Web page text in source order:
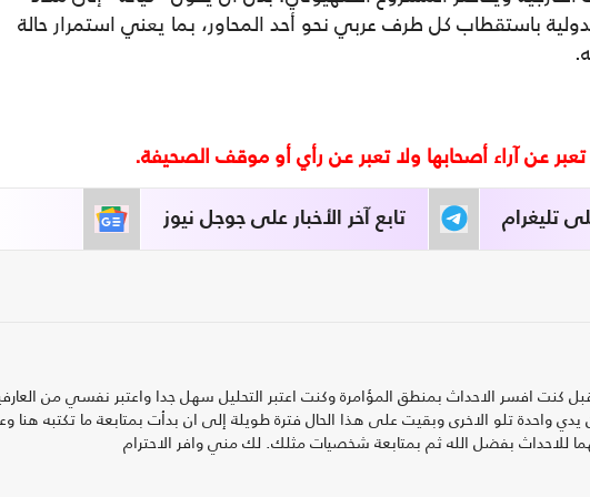
باستقطاب كل طرف عربي نحو أحد المحاور، بما يعني استمرار حالة
تابع آخر الأخبار على جوجل نيوز تليغرام
كنت افسر الاحداث بمنطق المؤامرة وكنت اعتبر التحليل سهل جدا واعتبر نفسي من
واحدة تلو الاخرى وبقيت على هذا الحال فترة طويلة إلى ان بدأت بمتابعة ما تكتبه هنا
للاحداث بفضل الله ثم بمتابعة شخصيات مثلك. لك مني وافر الاحترام